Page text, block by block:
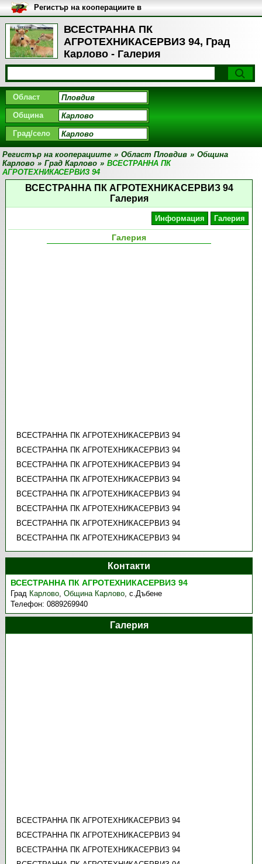
ВСЕСТРАННА ПК
АГРОТЕХНИКАСЕРВИЗ 94, Град
Карлово - Галерия
Регистър на кооперациите в
България
Област
Община
Град/село
Регистър на кооперациите » Област Пловдив » Община
Карлово » Град Карлово » ВСЕСТРАННА ПК
АГРОТЕХНИКАСЕРВИЗ 94
ВСЕСТРАННА ПК АГРОТЕХНИКАСЕРВИЗ 94
Галерия
Информация Галерия
Галерия
ВСЕСТРАННА ПК АГРОТЕХНИКАСЕРВИЗ 94
ВСЕСТРАННА ПК АГРОТЕХНИКАСЕРВИЗ 94
ВСЕСТРАННА ПК АГРОТЕХНИКАСЕРВИЗ 94
ВСЕСТРАННА ПК АГРОТЕХНИКАСЕРВИЗ 94
ВСЕСТРАННА ПК АГРОТЕХНИКАСЕРВИЗ 94
ВСЕСТРАННА ПК АГРОТЕХНИКАСЕРВИЗ 94
ВСЕСТРАННА ПК АГРОТЕХНИКАСЕРВИЗ 94
ВСЕСТРАННА ПК АГРОТЕХНИКАСЕРВИЗ 94
Контакти
ВСЕСТРАННА ПК АГРОТЕХНИКАСЕРВИЗ 94
Град Карлово,Община Карлово,с.Дъбене
Телефон:0889269940
Галерия
ВСЕСТРАННА ПК АГРОТЕХНИКАСЕРВИЗ 94
ВСЕСТРАННА ПК АГРОТЕХНИКАСЕРВИЗ 94
ВСЕСТРАННА ПК АГРОТЕХНИКАСЕРВИЗ 94